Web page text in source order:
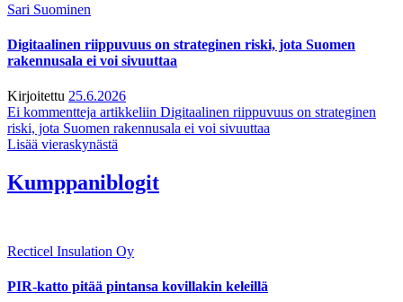
Sari Suominen
Digitaalinen riippuvuus on strateginen riski, jota Suomen
rakennusala ei voi sivuuttaa
Kirjoitettu 25.6.2026
Ei kommentteja artikkeliin Digitaalinen riippuvuus on strateginen
riski, jota Suomen rakennusala ei voi sivuuttaa
Lisää vieraskynästä
Kumppaniblogit
Recticel Insulation Oy
PIR-katto pitää pintansa kovillakin keleillä